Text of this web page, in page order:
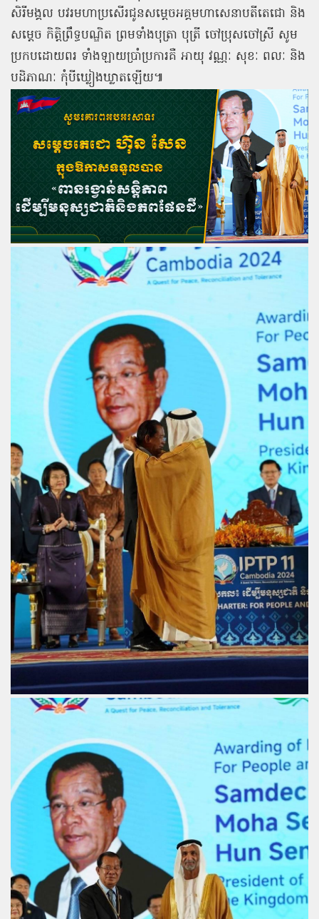
សិរីមង្គល បវរមហាប្រសើរជូនសម្តេចអគ្គមហាសេនាបតីតេជោ និង
សម្តេច កិត្តិព្រឹទ្ធបណ្ឌិត ព្រមទាំងបុត្រា បុត្រី ចៅប្រុសចៅស្រី សូម
ប្រកបដោយពរ ទាំងឡាយប្រាំប្រការគឺ អាយុ វណ្ណៈ សុខៈ ពលៈ និង
បដិភាណៈ កុំបីឃ្លៀងឃ្លាតឡើយ៕